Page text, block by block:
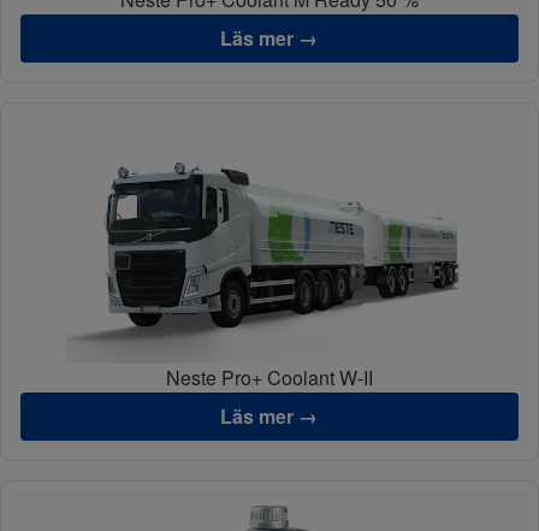
Läs mer →
Neste Pro+ Coolant W-II
Läs mer →